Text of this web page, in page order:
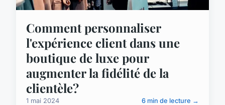
Comment personnaliser
l'expérience client dans une
boutique de luxe pour
augmenter la fidélité de la
clientèle?
1 mai 2024 6 min de lecture →